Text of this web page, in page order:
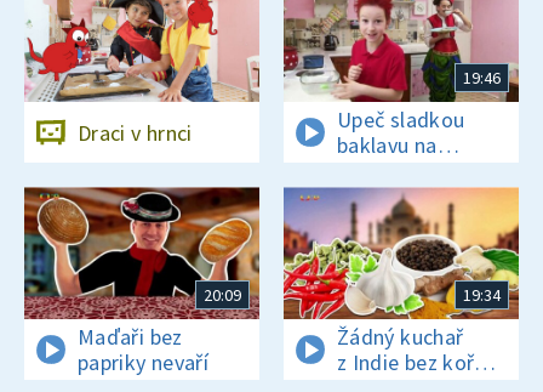
Draci v hrnci
19:46
Upeč sladkou
baklavu na
tureckou oslavu
20:09
Maďaři bez
papriky nevaří
19:34
Žádný kuchař
z Indie bez koření